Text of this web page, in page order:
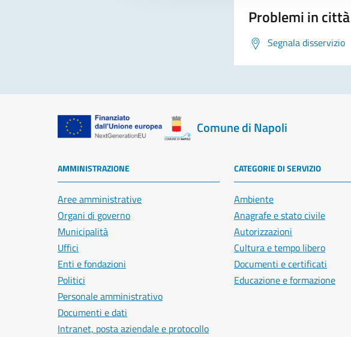
Problemi in città
Segnala disservizio
Comune di Napoli
AMMINISTRAZIONE
Aree amministrative
Organi di governo
Municipalità
Uffici
Enti e fondazioni
Politici
Personale amministrativo
Documenti e dati
Intranet, posta aziendale e protocollo
CATEGORIE DI SERVIZIO
Ambiente
Anagrafe e stato civile
Autorizzazioni
Cultura e tempo libero
Documenti e certificati
Educazione e formazione